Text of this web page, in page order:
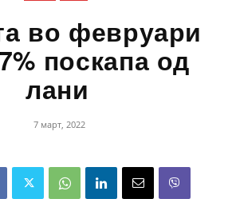
во февруари
поскапа од
лани
7 март, 2022